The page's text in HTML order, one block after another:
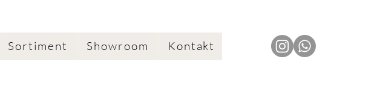
Sortiment Showroom Kontakt